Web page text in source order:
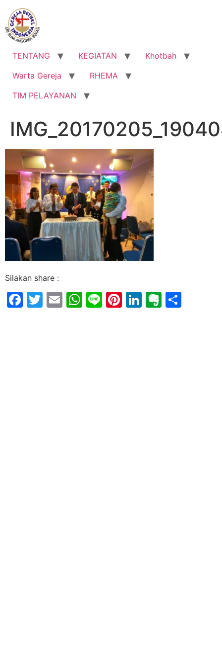
Lewati
konten
TENTANG KEGIATAN
Khotbah
Warta Gereja
RHEMA
TIM PELAYANAN
Silakan share :
Facebook
Twitter
EmailWhatsApp
LinePinterest
LinkedIn